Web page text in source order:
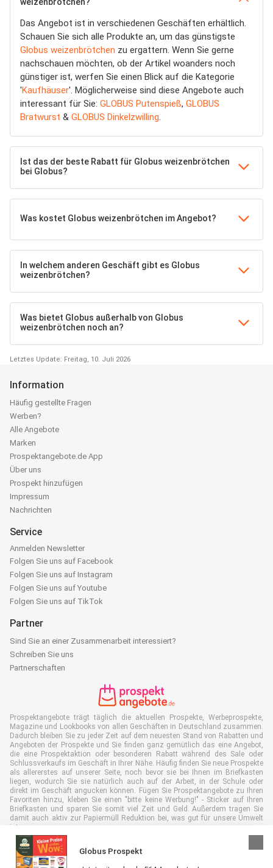
Das Angebot ist in verschiedenen Geschäften erhältlich.
Schauen Sie sich alle Produkte an, um das günstigste
Globus weizenbrötchen zu ergattern. Wenn Sie gerne
nachschauen möchten, ob der Artikel woanders noch
günstiger ist, werfen Sie einen Blick auf die Kategorie
'Kaufhäuser'. Möglicherweise sind diese Angebote auch
interessant für Sie: GLOBUS Putenspieß, GLOBUS
Bratwurst & GLOBUS Dinkelzwilling
Ist das der beste Rabatt für Globus weizenbrötchen
bei Globus?
Was kostet Globus weizenbrötchen im Angebot?
In welchem anderen Geschäft gibt es Globus
weizenbrötchen?
Was bietet Globus außerhalb von Globus
weizenbrötchen noch an?
Letztes Update: Freitag, 10. Juli 2026
Globus Prospekt
Information
Häufig gestellte Fragen
Werben?
Alle Angebote
Marken
Prospektangebote.de App
Über uns
Prospekt hinzufügen
Impressum
Nachrichten
Service
Anmelden Newsletter
Folgen Sie uns auf Facebook
Folgen Sie uns auf Instagram
Folgen Sie uns auf Youtube
Folgen Sie uns auf TikTok
Partner
Sind Sie an einer Zusammenarbeit interessiert?
Schreiben Sie uns
Partnerschaften
Prospektangebote trägt täglich die aktuellen Prospekte, Werbeprospekte,
Magazine und Lookbooks von allen Geschäften in Deutschland zusammen.
Dadurch bleiben Sie zu jeder Zeit auf dem neuesten Stand von Rabatten und
Angeboten der Prospekte und Sie finden ganz gemütlich das eine Angebot,
die eine Prospektaktion oder besonderen Rabatt während des Sale oder
Schlussverkaufs im Geschäft in Ihrer Nähe. Häufig finden Sie neue Prospekte
als allererstes auf unserer Seite, noch bevor sie bei Ihnen im Briefkasten
liegen, wodurch Sie sie natürlich auch auf der Arbeit, in der Schule oder
direkt im Geschäft angucken können. Fügen Sie Prospektangebote zu Ihren
Favoriten hinzu, kleben Sie einen "bitte keine Werbung!" - Sticker auf Ihren
Briefkasten und sparen Sie somit viel Zeit und Geld. Außerdem tragen Sie
damit auch aktiv zur Papiermüll Reduktion bei, was gut für unsere Umwelt
ist.